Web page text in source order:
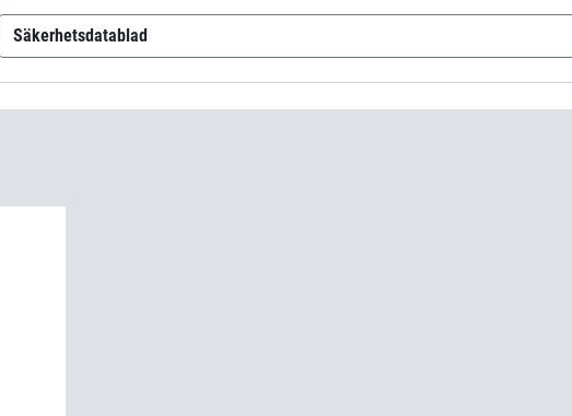
Säkerhetsdatablad
Born2Bond TA-WL Low Strength (sv-SE)